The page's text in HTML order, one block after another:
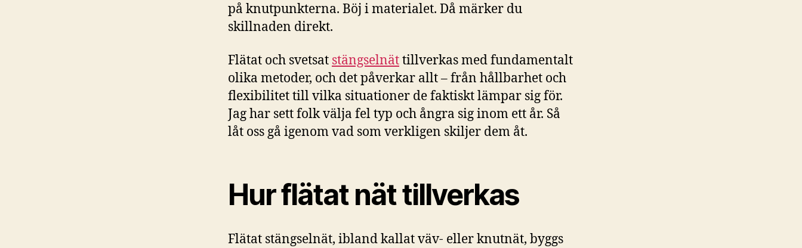
på knutpunkterna. Böj i materialet. Då märker du
skillnaden direkt.
Flätat och svetsat stängselnättillverkas med fundamentalt
olika metoder, och det påverkar allt – från hållbarhet och
flexibilitet till vilka situationer de faktiskt lämpar sig för.
Jag har sett folk välja fel typ och ångra sig inom ett år. Så
låt oss gå igenom vad som verkligen skiljer dem åt.
Hur flätat nät tillverkas
Flätat stängselnät, ibland kallat väv- eller knutnät, byggs